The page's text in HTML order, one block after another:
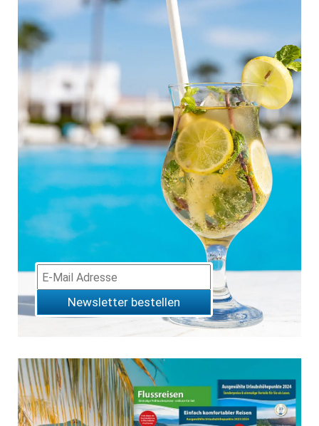
Newsletter bestellen